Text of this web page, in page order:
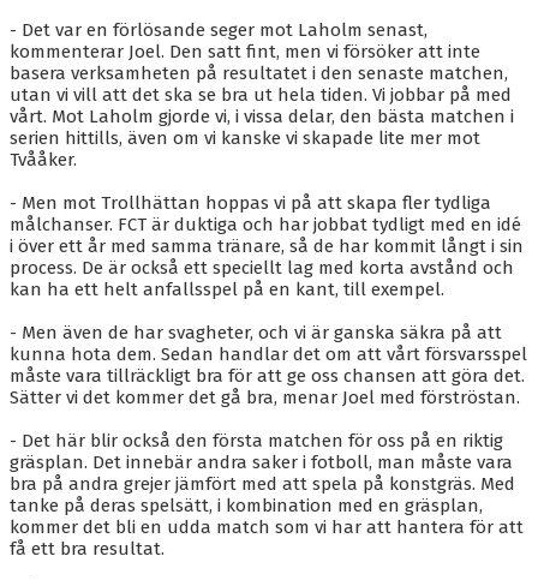
GAMLA AIK
- Det var en förlösande seger mot Laholm senast,
kommenterar Joel. Den satt fint, men vi försöker att inte
basera verksamheten på resultatet i den senaste matchen,
utan vi vill att det ska se bra ut hela tiden. Vi jobbar på med
vårt. Mot Laholm gjorde vi, i vissa delar, den bästa matchen i
serien hittills, även om vi kanske vi skapade lite mer mot
Tvååker.
- Men mot Trollhättan hoppas vi på att skapa fler tydliga
målchanser. FCT är duktiga och har jobbat tydligt med en idé
i över ett år med samma tränare, så de har kommit långt i sin
process. De är också ett speciellt lag med korta avstånd och
kan ha ett helt anfallsspel på en kant, till exempel.
- Men även de har svagheter, och vi är ganska säkra på att
kunna hota dem. Sedan handlar det om att vårt försvarsspel
måste vara tillräckligt bra för att ge oss chansen att göra det.
Sätter vi det kommer det gå bra, menar Joel med förströstan.
- Det här blir också den första matchen för oss på en riktig
gräsplan. Det innebär andra saker i fotboll, man måste vara
bra på andra grejer jämfört med att spela på konstgräs. Med
tanke på deras spelsätt, i kombination med en gräsplan,
kommer det bli en udda match som vi har att hantera för att
få ett bra resultat.